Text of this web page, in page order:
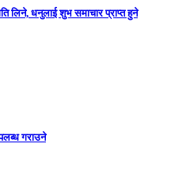
लिने, धनुलाई शुभ समाचार प्राप्त हुने
गराउने